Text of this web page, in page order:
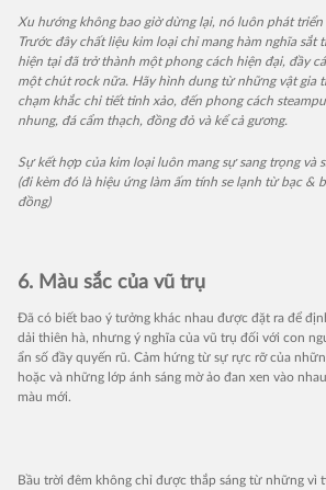
Xu hướng không bao giờ dừng lại, nó luôn phát triển
Trước đây chất liệu kim loại chỉ mang hàm nghĩa sắt
hiện tại đã trở thành một phong cách hiện đại, đầy
một chút rock nữa. Hãy hình dung từ những vật gia
chạm khắc chi tiết tinh xảo, đến phong cách
nhung, đá cẩm thạch, đồng đỏ và kể cả gương.
Sự kết hợp của kim loại luôn mang sự sang trọng và
(đi kèm đó là hiệu ứng làm ấm tính se lạnh từ bạc &
đồng)
6. Màu sắc của vũ trụ
Đã có biết bao ý tưởng khác nhau được đặt ra để
dải thiên hà, nhưng ý nghĩa của vũ trụ đối với con
ẩn số đầy quyến rũ. Cảm hứng từ sự rực rỡ của
hoặc và những lớp ánh sáng mờ ảo đan xen vào
màu mới.
Bầu trời đêm không chỉ được thắp sáng từ những vì